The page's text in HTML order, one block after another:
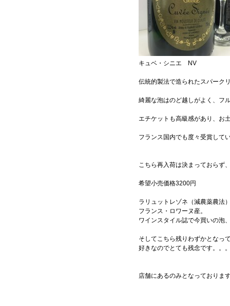
キュベ・シニエ NV
伝統的製法で造られたスパーク
綺麗な泡はのど越しがよく、フ
エチケットも高級感があり、お
フランス国内でも度々受賞して
こちら再入荷は決まっておらず
希望小売価格3200円
ラリュットレゾネ（減農薬農法
フランス・ロワーヌ産。
ワインスタイル誌で今買いの泡
そしてこちら残りわずかとなっ
好きなのでとても残念です。。
店舗にあるのみとなっておりま